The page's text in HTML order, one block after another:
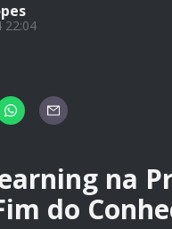
22:04
na
do